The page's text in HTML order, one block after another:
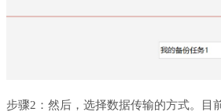
步骤2：然后，选择数据传输的方式。目